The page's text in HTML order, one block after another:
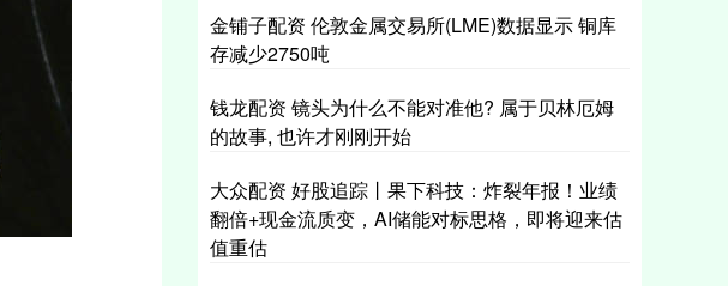
金铺子配资 伦敦金属交易所(LME)数据显示 铜库
存减少2750吨
钱龙配资 镜头为什么不能对准他? 属于贝林厄姆
的故事, 也许才刚刚开始
大众配资 好股追踪丨果下科技：炸裂年报！业绩
翻倍+现金流质变，AI储能对标思格，即将迎来估
值重估